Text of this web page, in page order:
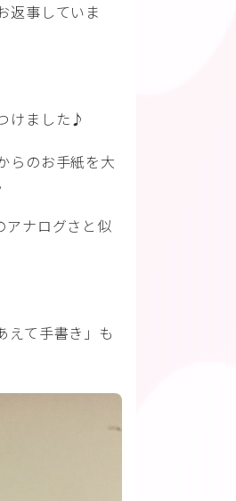
返事していま
けました♪
らのお手紙を大
アナログさと似
えて手書き」も